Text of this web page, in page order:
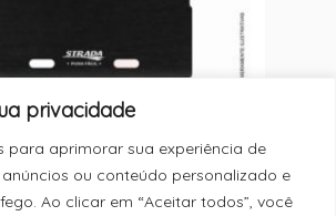
privacidade
para aprimorar sua experiência de
ou conteúdo personalizado e
Ao clicar em “Aceitar todos”, você
STRADA 98/ CAB